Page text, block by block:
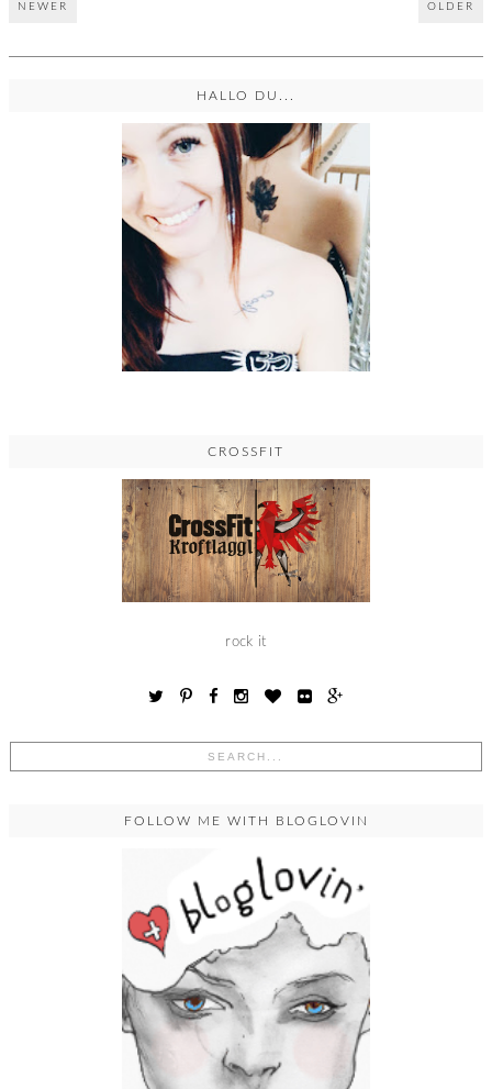
NEWER OLDER
HALLO DU...
CROSSFIT
rock it
FOLLOW ME WITH BLOGLOVIN